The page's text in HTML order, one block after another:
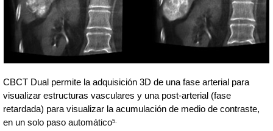
CBCT Dual permite la adquisición 3D de una fase arterial para
visualizar estructuras vasculares y una post-arterial (fase
retardada) para visualizar la acumulación de medio de contraste,
en un solo paso automático5.